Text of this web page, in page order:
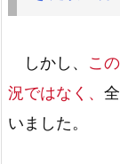
しかし、 こ
況ではなく、
いました。